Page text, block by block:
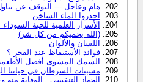
هام وعاجل --- التوقف عن
احذروا الماء الساخن
الأسرار العلمية للحبة
(الله يحميكم من كل شر)
اللسان والألوان
فوائد الأستيقاظ عند الفجر ؟
السمك المشوى أفضل
مسببات السرطان في حياتنا
الجهاز التنفسي...الوقاية منه